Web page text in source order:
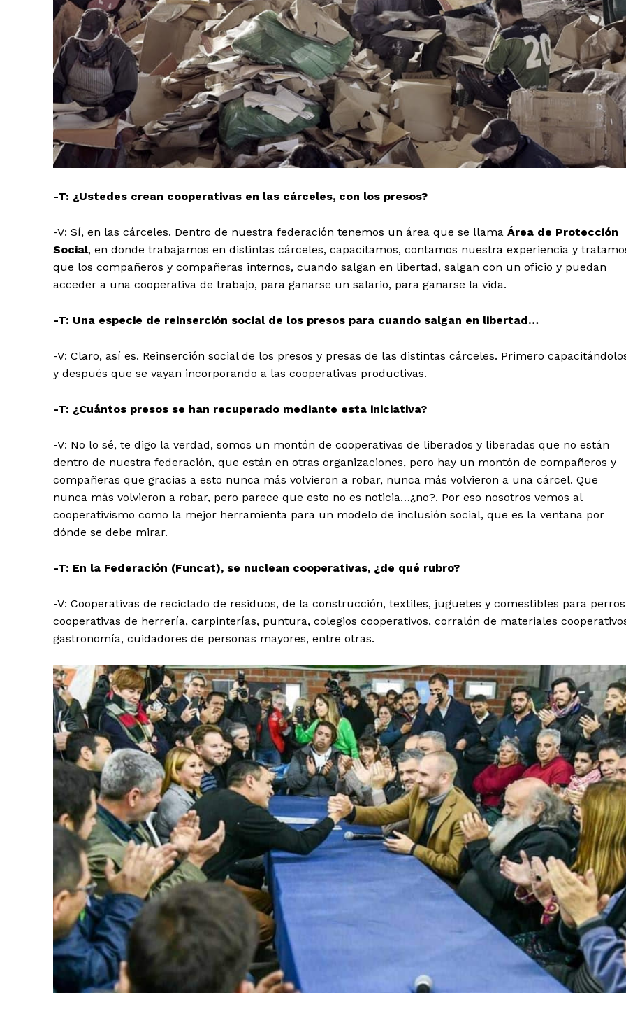
-T: ¿Ustedes crean cooperativas en las cárceles, con los presos?
-V: Sí, en las cárceles. Dentro de nuestra federación tenemos un área que se llama Área de Protección
Social, en donde trabajamos en distintas cárceles, capacitamos, contamos nuestra experiencia y
que los compañeros y compañeras internos, cuando salgan en libertad, salgan con un oficio y puedan
acceder a una cooperativa de trabajo, para ganarse un salario, para ganarse la vida.
-T: Una especie de reinserción social de los presos para cuando salgan en libertad…
-V: Claro, así es. Reinserción social de los presos y presas de las distintas cárceles. Primero
y después que se vayan incorporando a las cooperativas productivas.
-T: ¿Cuántos presos se han recuperado mediante esta iniciativa?
-V: No lo sé, te digo la verdad, somos un montón de cooperativas de liberados y liberadas que no están
dentro de nuestra federación, que están en otras organizaciones, pero hay un montón de compañeros y
compañeras que gracias a esto nunca más volvieron a robar, nunca más volvieron a una cárcel. Que
nunca más volvieron a robar, pero parece que esto no es noticia…¿no?. Por eso nosotros vemos al
cooperativismo como la mejor herramienta para un modelo de inclusión social, que es la ventana por
dónde se debe mirar.
-T: En la Federación (Funcat), se nuclean cooperativas, ¿de qué rubro?
-V: Cooperativas de reciclado de residuos, de la construcción, textiles, juguetes y comestibles para
cooperativas de herrería, carpinterías, puntura, colegios cooperativos, corralón de materiales
gastronomía, cuidadores de personas mayores, entre otras.